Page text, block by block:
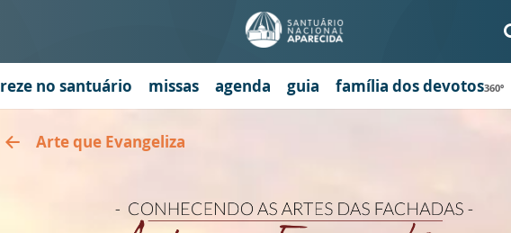
reze no santuário missas agenda guia família dos devotos360º
Arte que Evangeliza